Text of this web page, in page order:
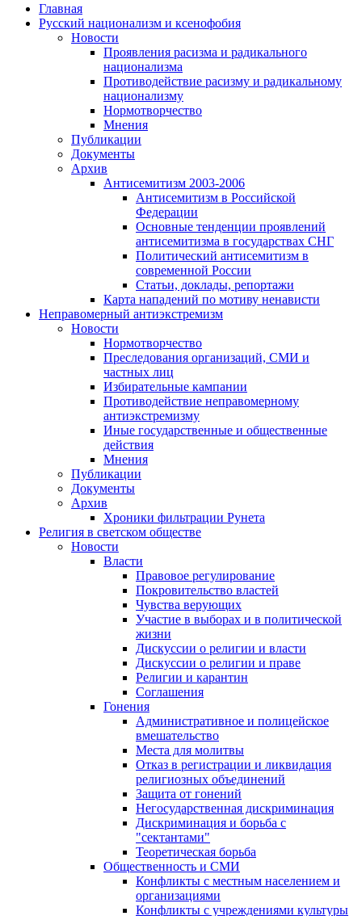
Главная
Русский национализм и ксенофобия
Новости
Проявления расизма и радикального
национализма
Противодействие расизму и радикальному
национализму
Нормотворчество
Мнения
Публикации
Документы
Архив
Антисемитизм 2003-2006
Антисемитизм в Российской
Федерации
Основные тенденции проявлений
антисемитизма в государствах СНГ
Политический антисемитизм в
современной России
Статьи, доклады, репортажи
Карта нападений по мотиву ненависти
Неправомерный антиэкстремизм
Новости
Нормотворчество
Преследования организаций, СМИ и
частных лиц
Избирательные кампании
Противодействие неправомерному
антиэкстремизму
Иные государственные и общественные
действия
Мнения
Публикации
Документы
Архив
Хроники фильтрации Рунета
Религия в светском обществе
Новости
Власти
Правовое регулирование
Покровительство властей
Чувства верующих
Участие в выборах и в политической
жизни
Дискуссии о религии и власти
Дискуссии о религии и праве
Религии и карантин
Соглашения
Гонения
Административное и полицейское
вмешательство
Места для молитвы
Отказ в регистрации и ликвидация
религиозных объединений
Защита от гонений
Негосударственная дискриминация
Дискриминация и борьба с
"сектантами"
Теоретическая борьба
Общественность и СМИ
Конфликты с местным населением и
организациями
Конфликты с учреждениями культуры